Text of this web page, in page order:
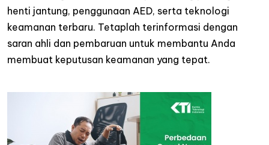
henti jantung, penggunaan AED, serta teknologi
keamanan terbaru. Tetaplah terinformasi dengan
saran ahli dan pembaruan untuk membantu Anda
membuat keputusan keamanan yang tepat.